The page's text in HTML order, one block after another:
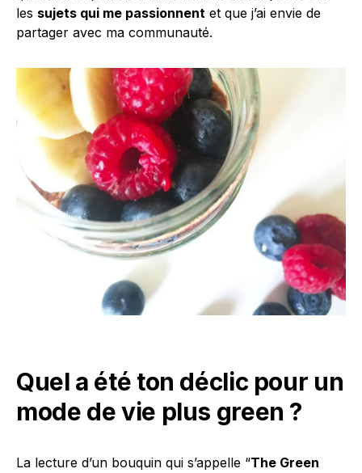
les sujets qui me passionnent et que j’ai envie de
partager avec ma communauté.
Quel a été ton déclic pour un
mode de vie plus green ?
La lecture d’un bouquin qui s’appelle “The Green